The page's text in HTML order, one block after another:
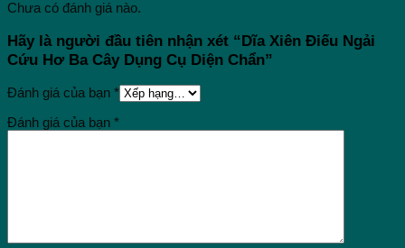
Chưa có đánh giá nào.
Hãy là người đầu tiên nhận xét “Dĩa Xiên Điếu Ngải
Cứu Hơ Ba Cây Dụng Cụ Diện Chẩn”
Đánh giá của bạn *
Đánh giá của bạn *